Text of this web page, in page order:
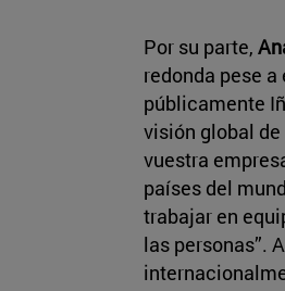
Por su parte,
redonda pese
públicamente
visión global de
vuestra
países del
trabajar en
las personas”.